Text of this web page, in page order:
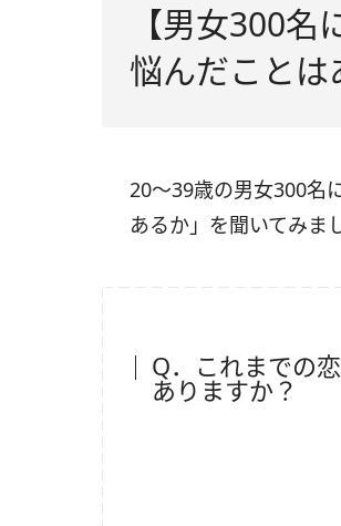
【男女300
悩んだことは
20～39歳の男女300名
あるか」を聞いてみま
Q．これまでの
ありますか？